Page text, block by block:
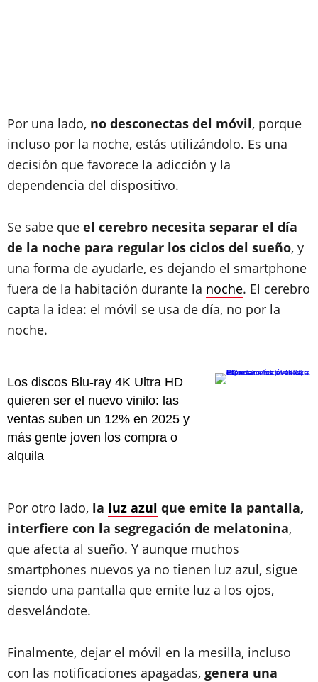
Por una lado, no desconectas del móvil, porque
incluso por la noche, estás utilizándolo. Es una
decisión que favorece la adicción y la
dependencia del dispositivo.
Se sabe que el cerebro necesita separar el día
de la noche para regular los ciclos del sueño, y
una forma de ayudarle, es dejando el smartphone
fuera de la habitación durante la noche. El cerebro
capta la idea: el móvil se usa de día, no por la
noche.
Los discos Blu-ray 4K Ultra HD
quieren ser el nuevo vinilo: las
ventas suben un 12% en 2025 y
más gente joven los compra o
alquila
Por otro lado, la luz azul que emite la pantalla,
interfiere con la segregación de melatonina,
que afecta al sueño. Y aunque muchos
smartphones nuevos ya no tienen luz azul, sigue
siendo una pantalla que emite luz a los ojos,
desvelándote.
Finalmente, dejar el móvil en la mesilla, incluso
con las notificaciones apagadas, genera una